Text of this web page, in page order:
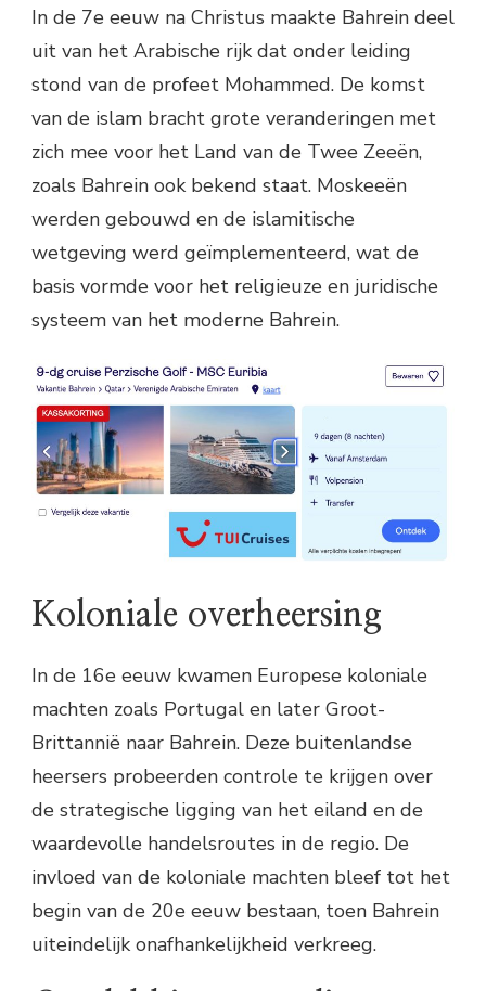
In de 7e eeuw na Christus maakte Bahrein deel
uit van het Arabische rijk dat onder leiding
stond van de profeet Mohammed. De komst
van de islam bracht grote veranderingen met
zich mee voor het Land van de Twee Zeeën,
zoals Bahrein ook bekend staat. Moskeeën
werden gebouwd en de islamitische
wetgeving werd geïmplementeerd, wat de
basis vormde voor het religieuze en juridische
systeem van het moderne Bahrein.
Koloniale overheersing
In de 16e eeuw kwamen Europese koloniale
machten zoals Portugal en later Groot-
Brittannië naar Bahrein. Deze buitenlandse
heersers probeerden controle te krijgen over
de strategische ligging van het eiland en de
waardevolle handelsroutes in de regio. De
invloed van de koloniale machten bleef tot het
begin van de 20e eeuw bestaan, toen Bahrein
uiteindelijk onafhankelijkheid verkreeg.